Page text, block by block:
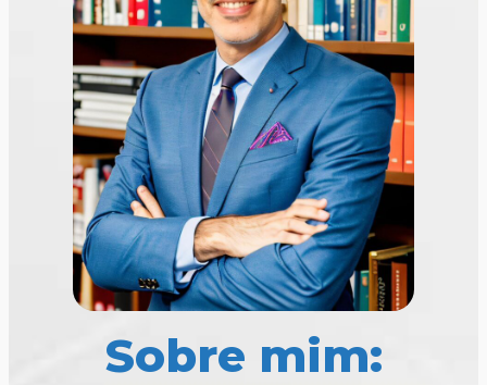
Sobre mim: